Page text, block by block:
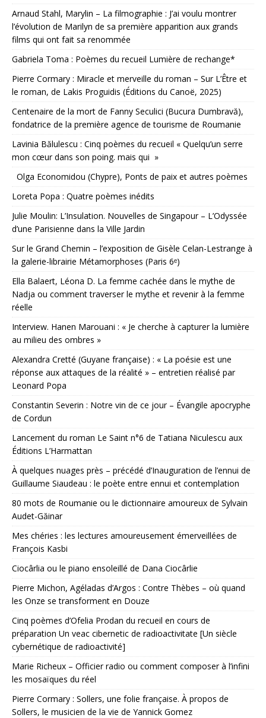
Arnaud Stahl, Marylin – La filmographie : J’ai voulu montrer
l’évolution de Marilyn de sa première apparition aux grands
films qui ont fait sa renommée
Gabriela Toma : Poèmes du recueil Lumière de rechange*
Pierre Cormary : Miracle et merveille du roman – Sur L’Être et
le roman, de Lakis Proguidis (Éditions du Canoë, 2025)
Centenaire de la mort de Fanny Seculici (Bucura Dumbravă),
fondatrice de la première agence de tourisme de Roumanie
Lavinia Bălulescu : Cinq poèmes du recueil « Quelqu’un serre
mon cœur dans son poing. mais qui »
Olga Economidou (Chypre), Ponts de paix et autres poèmes
Loreta Popa : Quatre poèmes inédits
Julie Moulin: L’Insulation. Nouvelles de Singapour – L’Odyssée
d’une Parisienne dans la Ville Jardin
Sur le Grand Chemin – l’exposition de Gisèle Celan-Lestrange à
la galerie-librairie Métamorphoses (Paris 6ᵉ)
Ella Balaert, Léona D. La femme cachée dans le mythe de
Nadja ou comment traverser le mythe et revenir à la femme
réelle
Interview. Hanen Marouani : « Je cherche à capturer la lumière
au milieu des ombres »
Alexandra Cretté (Guyane française) : « La poésie est une
réponse aux attaques de la réalité » – entretien réalisé par
Leonard Popa
Constantin Severin : Notre vin de ce jour – Évangile apocryphe
de Cordun
Lancement du roman Le Saint n°6 de Tatiana Niculescu aux
Éditions L’Harmattan
À quelques nuages près – précédé d’Inauguration de l’ennui de
Guillaume Siaudeau : le poète entre ennui et contemplation
80 mots de Roumanie ou le dictionnaire amoureux de Sylvain
Audet-Găinar
Mes chéries : les lectures amoureusement émerveillées de
François Kasbi
Ciocârlia ou le piano ensoleillé de Dana Ciocârlie
Pierre Michon, Agéladas d’Argos : Contre Thèbes – où quand
les Onze se transforment en Douze
Cinq poèmes d’Ofelia Prodan du recueil en cours de
préparation Un veac cibernetic de radioactivitate [Un siècle
cybernétique de radioactivité]
Marie Richeux – Officier radio ou comment composer à l’infini
les mosaïques du réel
Pierre Cormary : Sollers, une folie française. À propos de
Sollers, le musicien de la vie de Yannick Gomez